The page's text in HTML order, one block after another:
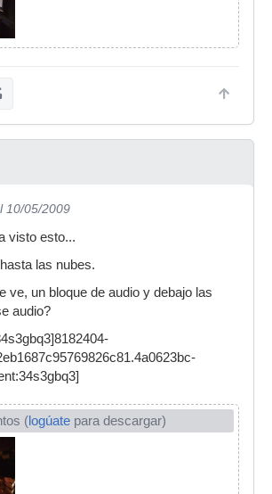
10/05/2009
visto esto...
las nubes.
ve, un bloque de audio y debajo las
audio?
(logúate para descargar)